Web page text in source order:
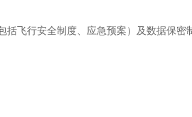
括飞行安全制度、应急预案）及数据保密